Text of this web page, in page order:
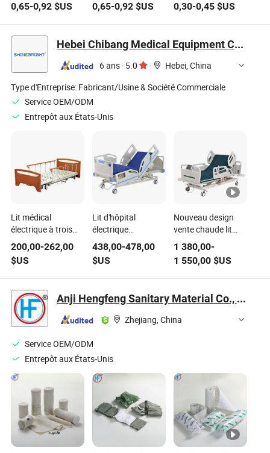
masculin féminin
0,65-0,92 $US
pour la collecte
d'urine
0,65-0,92$US
en latex Foley 6fr-
24fr Optionnel
0,30-0,45$US
Hebei Chibang Medical Equipment Co., Ltd.
6 ans · 5.0 ·
Hebei, China
Type d'Entreprise: Fabricant/Usine & Société Commerciale
Service OEM/ODM
Entrepôt aux États-Unis
Lit médical
électrique à trois
fonctions pour
clinique, patient,
hôpital, soins
intensifs
200,00-262,00
$US
Lit d'hôpital
électrique
Shinebright
Équipement
médical Lit de soins
intensifs
438,00-478,00
$US
Nouveau design
vente chaude lit
médical électrique à
cinq fonctions pour
clinique patient
hôpital pour service
1 380,00-
1 550,00$US
Anji Hengfeng Sanitary Material Co., Ltd.
Zhejiang, China
Service OEM/ODM
Entrepôt aux États-Unis